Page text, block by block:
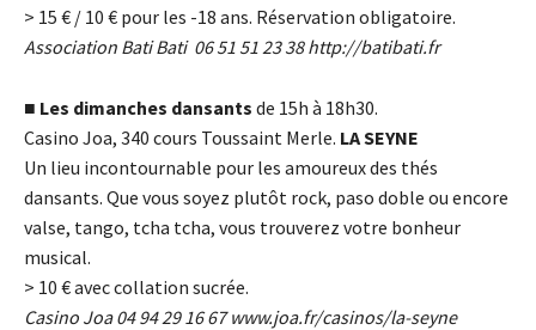
> 15 € / 10 € pour les -18 ans. Réservation obligatoire.
Association Bati Bati 06 51 51 23 38http://batibati.fr
■ Les dimanches dansants de 15h à 18h30.
Casino Joa, 340 cours Toussaint Merle. LA SEYNE
Un lieu incontournable pour les amoureux des thés
dansants. Que vous soyez plutôt rock, paso doble ou encore
valse, tango, tcha tcha, vous trouverez votre bonheur
musical.
> 10 €avec collation sucrée.
Casino Joa 04 94 29 16 67www.joa.fr/casinos/la-seyne